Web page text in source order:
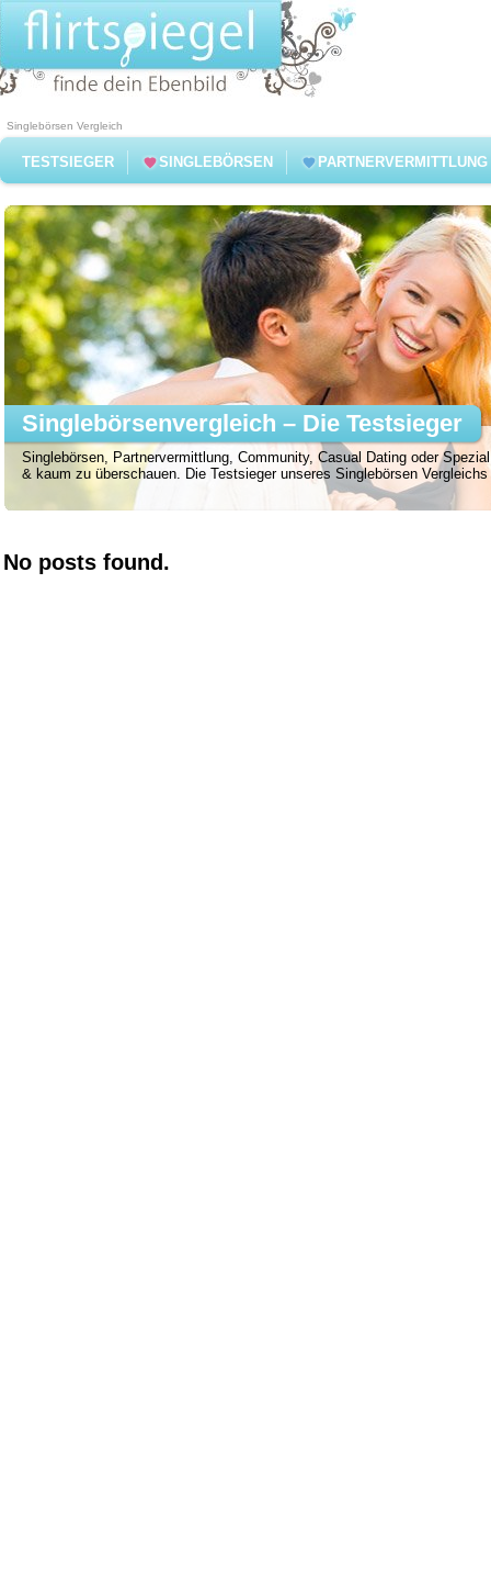
Singlebörsen Vergleich
TESTSIEGER SINGLEBÖRSEN PARTNERVERMITTLUNG
Singlebörsen, Partnervermittlung, Community, Casual Dating oder
& kaum zu überschauen. Die Testsieger unseres Singlebörsen
Singlebörsenvergleich – Die Testsieger
No posts found.